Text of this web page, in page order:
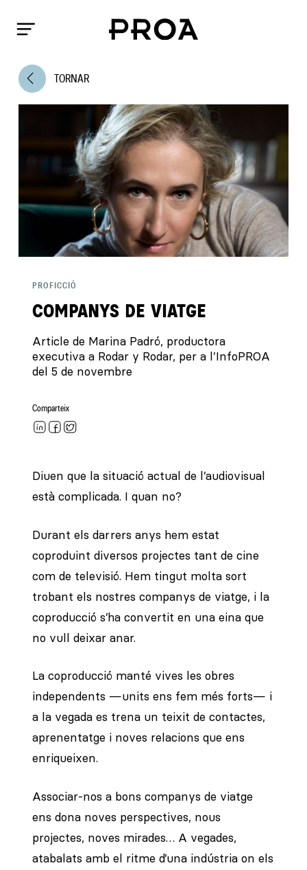
arrow_back_ios TORNAR
PROFICCIÓ
COMPANYS DE VIATGE
Article de Marina Padró, productora
executiva a Rodar y Rodar, per a l’InfoPROA
del 5 de novembre
Comparteix
Diuen que la situació actual de l’audiovisual
està complicada. I quan no?
Durant els darrers anys hem estat
coproduint diversos projectes tant de cine
com de televisió. Hem tingut molta sort
trobant els nostres companys de viatge, i la
coproducció s’ha convertit en una eina que
no vull deixar anar.
La coproducció manté vives les obres
independents —units ens fem més forts— i
a la vegada es trena un teixit de contactes,
aprenentatge i noves relacions que ens
enriqueixen.
Associar-nos a bons companys de viatge
ens dona noves perspectives, nous
projectes, noves mirades… A vegades,
atabalats amb el ritme d’una indústria on els